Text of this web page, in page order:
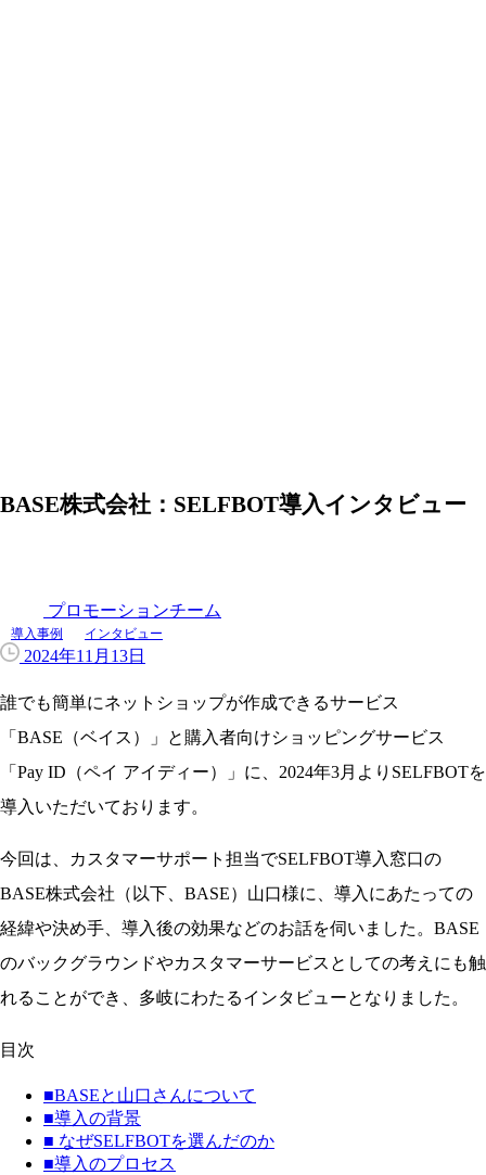
BASE株式会社：SELFBOT導入インタビュー
プロモーションチーム
導入事例 インタビュー
2024年11月13日
誰でも簡単にネットショップが作成できるサービス
「BASE（ベイス）」と購入者向けショッピングサービス
「Pay ID（ペイ アイディー）」に、2024年3月よりSELFBOTを
導入いただいております。
今回は、カスタマーサポート担当でSELFBOT導入窓口の
BASE株式会社（以下、BASE）山口様に、導入にあたっての
経緯や決め手、導入後の効果などのお話を伺いました。BASE
のバックグラウンドやカスタマーサービスとしての考えにも触
れることができ、多岐にわたるインタビューとなりました。
目次
■BASEと山口さんについて
■導入の背景
■ なぜSELFBOTを選んだのか
■導入のプロセス